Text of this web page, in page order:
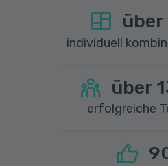
über
individuell
über
erfolgreiche